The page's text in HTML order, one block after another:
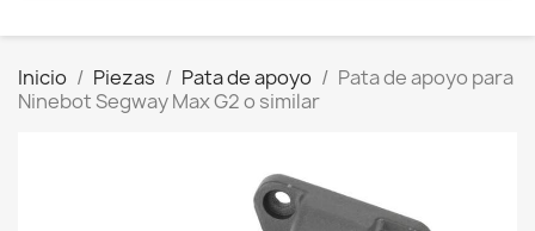
Inicio Piezas Pata de apoyo
Pata de apoyo para
Ninebot Segway Max G2 o similar